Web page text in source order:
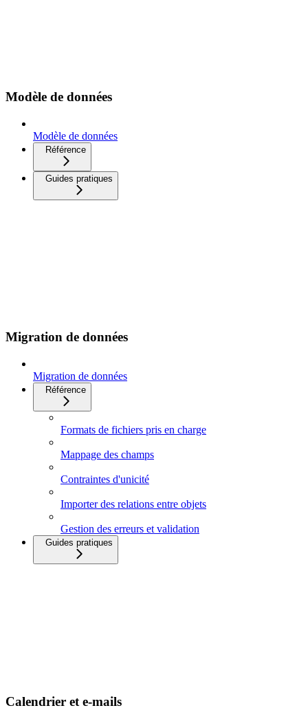
Modèle de données
Modèle de données
Référence
Guides pratiques
Migration de données
Migration de données
Référence
Formats de fichiers pris en charge
Mappage des champs
Contraintes d'unicité
Importer des relations entre objets
Gestion des erreurs et validation
Guides pratiques
Calendrier et e-mails